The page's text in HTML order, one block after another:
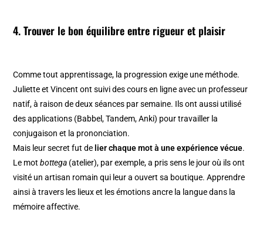
4. Trouver le bon équilibre entre rigueur et plaisir
Comme tout apprentissage, la progression exige une méthode.
Juliette et Vincent ont suivi des cours en ligne avec un professeur
natif, à raison de deux séances par semaine. Ils ont aussi utilisé
des applications (Babbel, Tandem, Anki) pour travailler la
conjugaison et la prononciation.
Mais leur secret fut de lier chaque mot à une expérience vécue.
Le motbottega (atelier), par exemple, a pris sens le jour où ils ont
visité un artisan romain qui leur a ouvert sa boutique. Apprendre
ainsi à travers les lieux et les émotions ancre la langue dans la
mémoire affective.